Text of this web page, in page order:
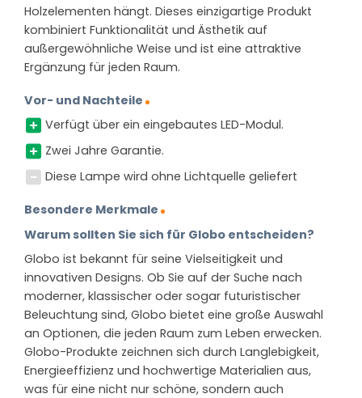
Holzelementen hängt. Dieses einzigartige Produkt
kombiniert Funktionalität und Ästhetik auf
außergewöhnliche Weise und ist eine attraktive
Ergänzung für jeden Raum.
Vor- und Nachteile
Verfügt über ein eingebautes LED-Modul.
Zwei Jahre Garantie.
Diese Lampe wird ohne Lichtquelle geliefert
Besondere Merkmale
Warum sollten Sie sich für Globo entscheiden?
Globo ist bekannt für seine Vielseitigkeit und
innovativen Designs. Ob Sie auf der Suche nach
moderner, klassischer oder sogar futuristischer
Beleuchtung sind, Globo bietet eine große Auswahl
an Optionen, die jeden Raum zum Leben erwecken.
Globo-Produkte zeichnen sich durch Langlebigkeit,
Energieeffizienz und hochwertige Materialien aus,
was für eine nicht nur schöne, sondern auch